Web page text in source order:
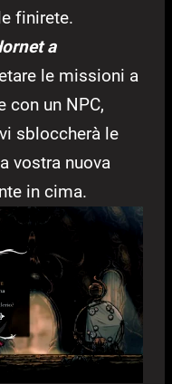
finirete.
a
le missioni a
con un NPC,
sbloccherà le
vostra nuova
in cima.